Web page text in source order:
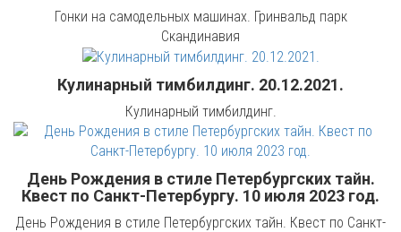
Гонки на самодельных машинах. Гринвальд парк
Скандинавия
Кулинарный тимбилдинг. 20.12.2021.
Кулинарный тимбилдинг.
День Рождения в стиле Петербургских тайн.
Квест по Санкт-Петербургу. 10 июля 2023 год.
День Рождения в стиле Петербургских тайн. Квест по Санкт-